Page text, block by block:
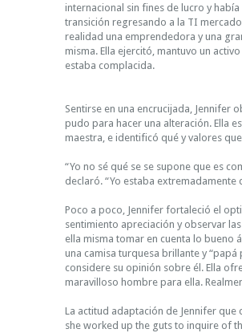
internacional sin fines de lucro y
transición regresando a la TI
realidad una emprendedora y una
misma. Ella ejercitó, mantuvo un
estaba complacida.
Sentirse en una encrucijada, Jennifer
pudo para hacer una alteración. Ella
maestra, e identificó qué y valores
“Yo no sé qué se se supone que es
declaró. “Yo estaba extremadamente
Poco a poco, Jennifer fortaleció el
sentimiento apreciación y observar
ella misma tomar en cuenta lo bueno
una camisa turquesa brillante y
considere su opinión sobre él. Ella
maravilloso hombre para ella.
La actitud adaptación de Jennifer que
she worked up the guts to inquire of